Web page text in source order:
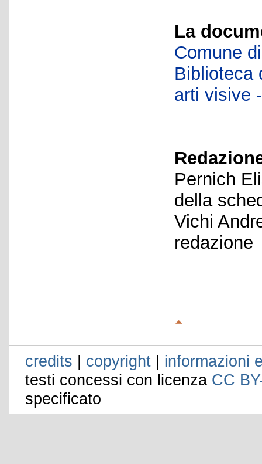
La
Comune
Biblioteca
arti visive
Pernich
della
Vichi
redazione
credits | copyright | informazioni
testi concessi con licenza CC
specificato